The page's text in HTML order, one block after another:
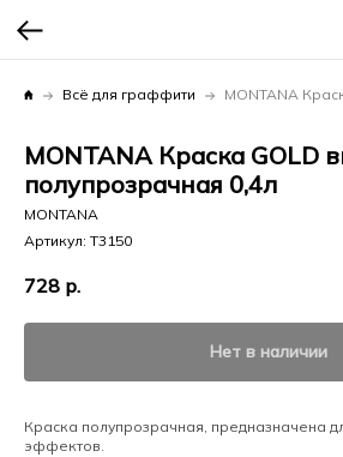
Всё для граффити
MONTANA Краска GOLD
полупрозрачная 0,4л
MONTANA
Артикул: T3150
728 р.
Нет в наличии
Краска полупрозрачная, предназначена
эффектов.